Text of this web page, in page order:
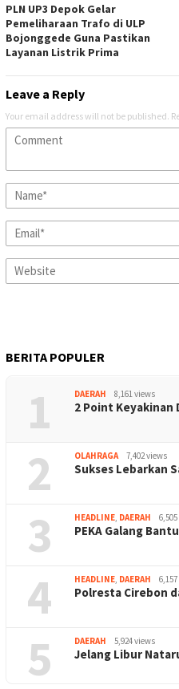
PLN UP3 Depok Gelar
Pemeliharaan Trafo di ULP
Bojonggede Guna Pastikan
Layanan Listrik Prima
Leave a Reply
Your email address will not be published.
BERITA POPULER
1 DAERAH 8,161 views
2 Point Keyakinan
2 OLAHRAGA 7,402 views
Sukses Lebarkan
3 HEADLINE DAERAH
PEKA Galang
4 HEADLINE DAERAH
Polresta Cirebon
5 DAERAH 5,924 views
Jelang Libur